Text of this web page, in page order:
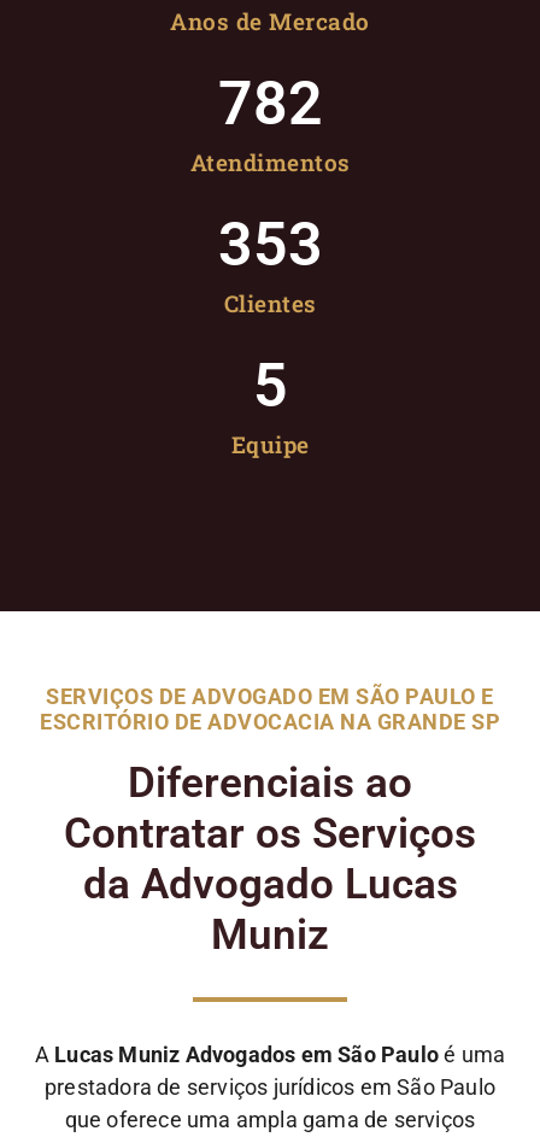
Anos de Mercado
Atendimentos
782
Clientes
353
Equipe
5
SERVIÇOS DE ADVOGADO EM SÃO PAULO E
ESCRITÓRIO DE ADVOCACIA NA GRANDE SP
Diferenciais ao
Contratar os Serviços
da Advogado Lucas
Muniz
A Lucas Muniz Advogados em São Pauloé uma
prestadora de serviços jurídicos em São Paulo
que oferece uma ampla gama de serviços